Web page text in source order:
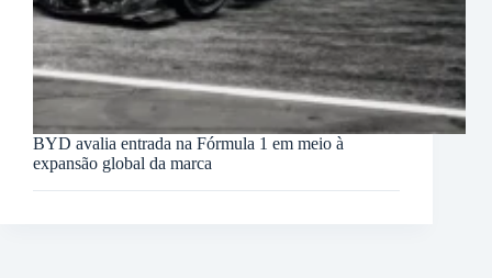
BYD avalia entrada na Fórmula 1 em meio à
expansão global da marca